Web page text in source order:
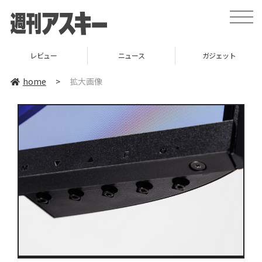
toggle
レビュー ニュース ガジェット
home > 拡大画像